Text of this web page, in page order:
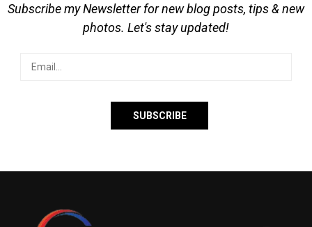
Subscribe my Newsletter for new blog posts, tips & new
photos. Let's stay updated!